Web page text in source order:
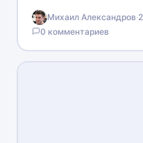
благодаря высокому
учебное заведение
Михаил Александров·
0 комментариев